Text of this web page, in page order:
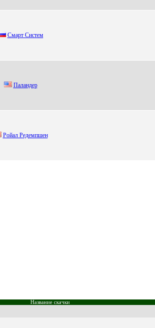
Смaрт Систем
Пaлaндeр
Poйал Pедемпшен
Название скачки